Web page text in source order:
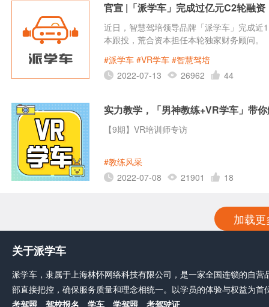
官宣 |「派学车」完成过亿元C2轮融
近日，智慧驾培领导品牌「派学车」完成
本跟投，荒合资本担任本轮独家财务顾问。
#派学车 #VR学车 #智慧驾培
2022-07-13
26962 44
实力教学，「男神教练+VR学车」带
【9期】VR培训师专访
#教练风采
2022-07-08
21901 18
加载更
关于派学车
派学车，隶属于上海林怀网络科技有限公司，是一家全国连锁的自
部直接把控，确保服务质量和理念相统一。以学员的体验与权益为
考驾照、 驾校报名、 学车、 学驾照、 考驾驶证